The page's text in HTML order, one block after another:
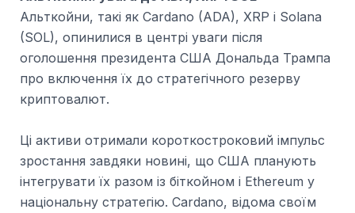
Альткойни, такі як Cardano (ADA), XRP і Solana
(SOL), опинилися в центрі уваги після
оголошення президента США Дональда Трампа
про включення їх до стратегічного резерву
криптовалют.
Ці активи отримали короткостроковий імпульс
зростання завдяки новині, що США планують
інтегрувати їх разом із біткойном і Ethereum у
національну стратегію. Cardano, відома своїм